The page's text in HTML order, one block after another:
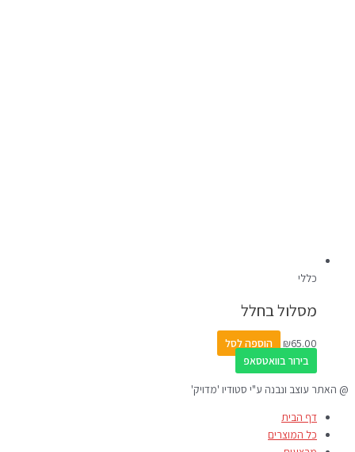
כללי
מסלול בחלל
₪65.00
הוספה לסל
בירור בוואטסאפ
@ האתר עוצב ונבנה ע"י סטודיו 'מדויק'
דף הבית
כל המוצרים